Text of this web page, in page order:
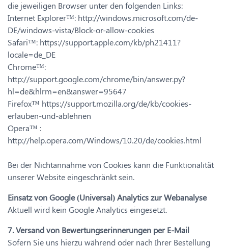
die jeweiligen Browser unter den folgenden Links:
Internet Explorer™: http://windows.microsoft.com/de-
DE/windows-vista/Block-or-allow-cookies
Safari™: https://support.apple.com/kb/ph21411?
locale=de_DE
Chrome™:
http://support.google.com/chrome/bin/answer.py?
hl=de&hlrm=en&answer=95647
Firefox™ https://support.mozilla.org/de/kb/cookies-
erlauben-und-ablehnen
Opera™ :
http://help.opera.com/Windows/10.20/de/cookies.html
Bei der Nichtannahme von Cookies kann die Funktionalität
unserer Website eingeschränkt sein.
Einsatz von Google (Universal) Analytics zur Webanalyse
Aktuell wird kein Google Analytics eingesetzt.
7. Versand von Bewertungserinnerungen per E-Mail
Sofern Sie uns hierzu während oder nach Ihrer Bestellung